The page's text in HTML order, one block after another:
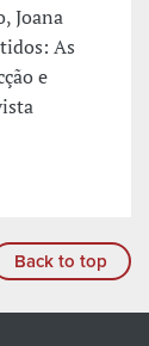
Joana
As
e
Back to top